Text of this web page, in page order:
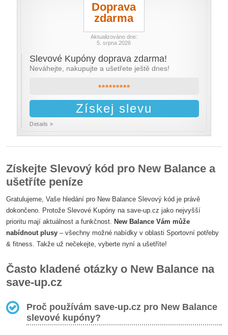
Doprava
zdarma
Aktualizováno dne:
5. srpna 2026
Slevové Kupóny doprava zdarma!
Neváhejte, nakupujte a ušetřete ještě dnes!
*********
Získej slevu
Details »
Získejte Slevový kód pro New Balance a
ušetříte peníze
Gratulujeme, Vaše hledání pro New Balance Slevový kód je právě
dokončeno. Protože Slevové Kupóny na save-up.cz jako nejvyšší
prioritu mají aktuálnost a funkčnost. New Balance Vám může
nabídnout plusy – všechny možné nabídky v oblasti Sportovní potřeby
& fitness. Takže už nečekejte, vyberte nyní a ušetříte!
Často kladené otázky o New Balance na
save-up.cz
Proč používám save-up.cz pro New Balance
slevové kupóny?